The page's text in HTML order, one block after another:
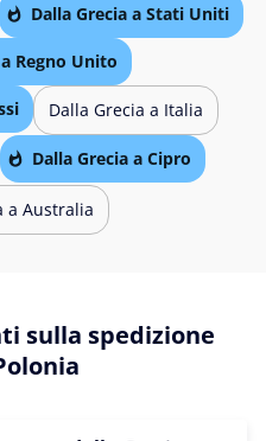
Dalla Grecia a Stati Uniti
Regno Unito
Dalla Grecia a Italia
Dalla Grecia a Cipro
a Australia
sulla spedizione